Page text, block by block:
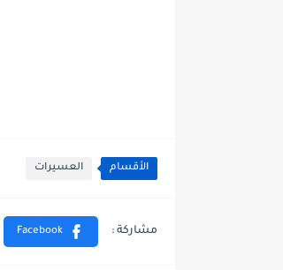
الأقسام العسيرات